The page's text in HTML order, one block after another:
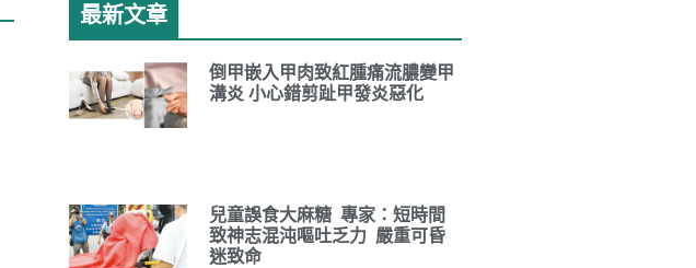
最新文章
倒甲嵌入甲肉致紅腫痛流膿變甲
溝炎 小心錯剪趾甲發炎惡化
兒童誤食大麻糖 專家：短時間
致神志混沌嘔吐乏力 嚴重可昏
迷致命